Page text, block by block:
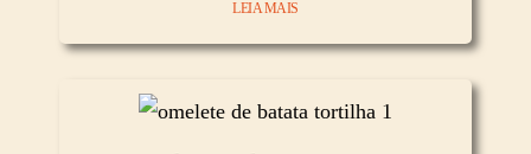
LEIA MAIS